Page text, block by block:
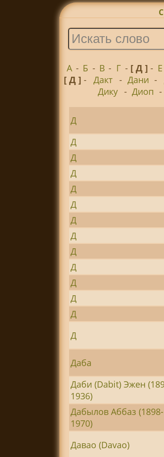
А - Б - В - Г - [ Д ] - Е
[ Д ]- Дакт - Дани -
Дику - Диоп -
Д
Д
Д
Д
Д
Д
Д
Д
Д
Д
Д
Д
Д
Д
Даба
Даби (Dabit) Эжен
1936)
Дабылов Аббаз (1898-
1970)
Давао (Davao)